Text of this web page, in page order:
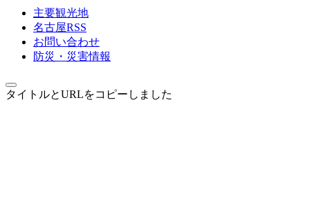
主要観光地
名古屋RSS
お問い合わせ
防災・災害情報
タイトルとURLをコピーしました